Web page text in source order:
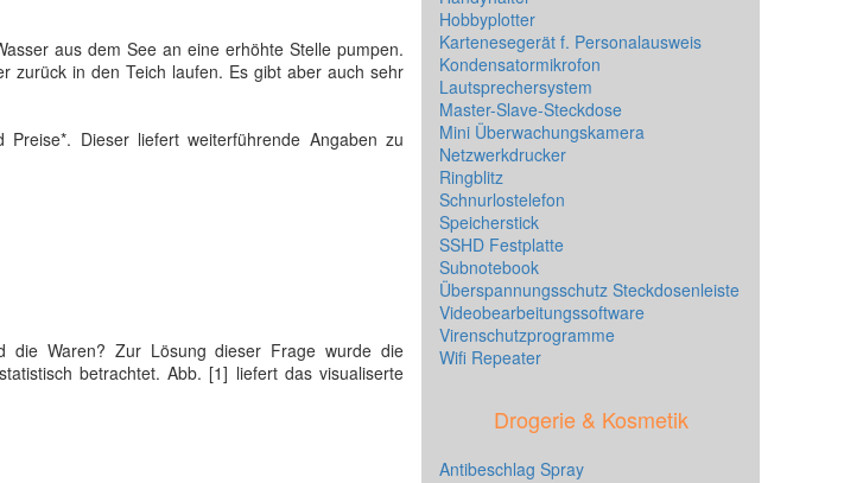
aus dem See an eine erhöhte Stelle pumpen.
zurück in den Teich laufen. Es gibt aber auch sehr
Dieser liefert weiterführende Angaben zu
die Waren? Zur Lösung dieser Frage wurde die
betrachtet. Abb. [1] liefert das visualiserte
Hobbyplotter
Kartenesegerät f. Personalausweis
Kondensatormikrofon
Lautsprechersystem
Master-Slave-Steckdose
Mini Überwachungskamera
Netzwerkdrucker
Ringblitz
Schnurlostelefon
Speicherstick
SSHD Festplatte
Subnotebook
Überspannungsschutz Steckdosenleiste
Videobearbeitungssoftware
Virenschutzprogramme
Wifi Repeater
Drogerie & Kosmetik
Antibeschlag Spray